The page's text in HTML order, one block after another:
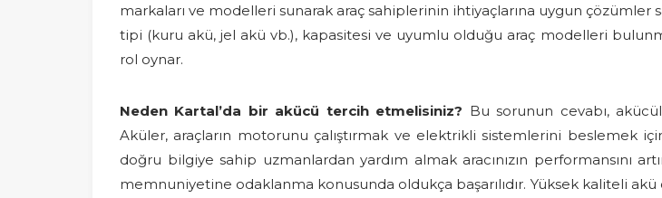
markaları ve modelleri sunarak araç sahiplerinin ihtiyaçlarına uygun çözümler
tipi (kuru akü, jel akü vb.), kapasitesi ve uyumlu olduğu araç modelleri
rol oynar.
Neden Kartal’da bir akücü tercih etmelisiniz? Bu sorunun cevabı,
Aküler, araçların motorunu çalıştırmak ve elektrikli sistemlerini beslemek
doğru bilgiye sahip uzmanlardan yardım almak aracınızın performansını
memnuniyetine odaklanma konusunda oldukça başarılıdır. Yüksek kaliteli